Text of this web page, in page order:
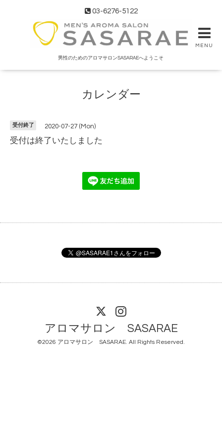
03-6276-5122
MENU
男性のためのアロマサロンSASARAEへようこそ
カレンダー
受付終了 2020-07-27 (Mon)
受付は終了いたしました
アロマサロン SASARAE
©2026 アロマサロン SASARAE. All Rights Reserved.